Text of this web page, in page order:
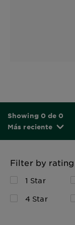
Showing 0 de 0
Más reciente
Filter by rating
1 Star
4 Star